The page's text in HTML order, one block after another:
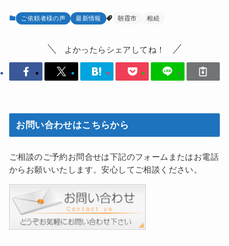
ご依頼者様の声 最新情報 朝霞市 相続
よかったらシェアしてね！
お問い合わせはこちらから
ご相談のご予約お問合せは下記のフォームまたはお電話
からお願いいたします。安心してご相談ください。